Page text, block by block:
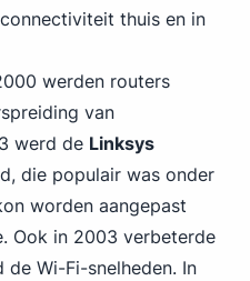
thuis en in
werden routers
van
werd de Linksys
die populair was onder
worden aangepast
Ook in 2003 verbeterde
de Wi-Fi-snelheden. In